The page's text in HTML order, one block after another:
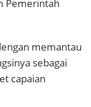
Pemerintah
memantau
sebagai
capaian